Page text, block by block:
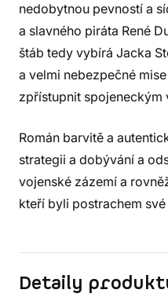
nedobytnou pevností a
a slavného piráta René
štáb tedy vybírá Jacka
a velmi nebezpečné
zpřístupnit spojeneckým
Román barvitě a
strategii a dobývání a
vojenské zázemí a
kteří byli postrachem
Detaily